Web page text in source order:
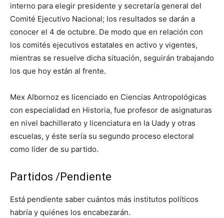
interno para elegir presidente y secretaría general del
Comité Ejecutivo Nacional; los resultados se darán a
conocer el 4 de octubre. De modo que en relación con
los comités ejecutivos estatales en activo y vigentes,
mientras se resuelve dicha situación, seguirán trabajando
los que hoy están al frente.
Mex Albornoz es licenciado en Ciencias Antropológicas
con especialidad en Historia, fue profesor de asignaturas
en nivel bachillerato y licenciatura en la Uady y otras
escuelas, y éste sería su segundo proceso electoral
como líder de su partido.
Partidos /Pendiente
Está pendiente saber cuántos más institutos políticos
habría y quiénes los encabezarán.